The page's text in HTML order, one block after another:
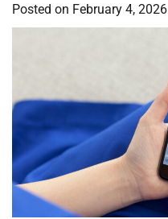
Posted on February 4, 2026